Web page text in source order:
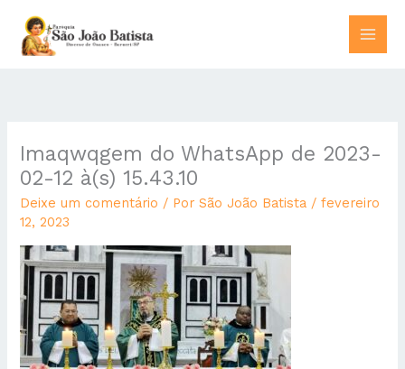
para
Imaqwqgem do WhatsApp de 2023-
02-12 à(s) 15.43.10
Deixe um comentário / PorSão João Batista /fevereiro
12, 2023